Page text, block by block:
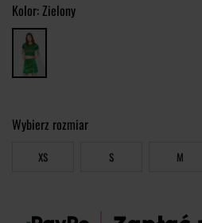
Kolor:Zielony
Wybierz rozmiar
XS S M